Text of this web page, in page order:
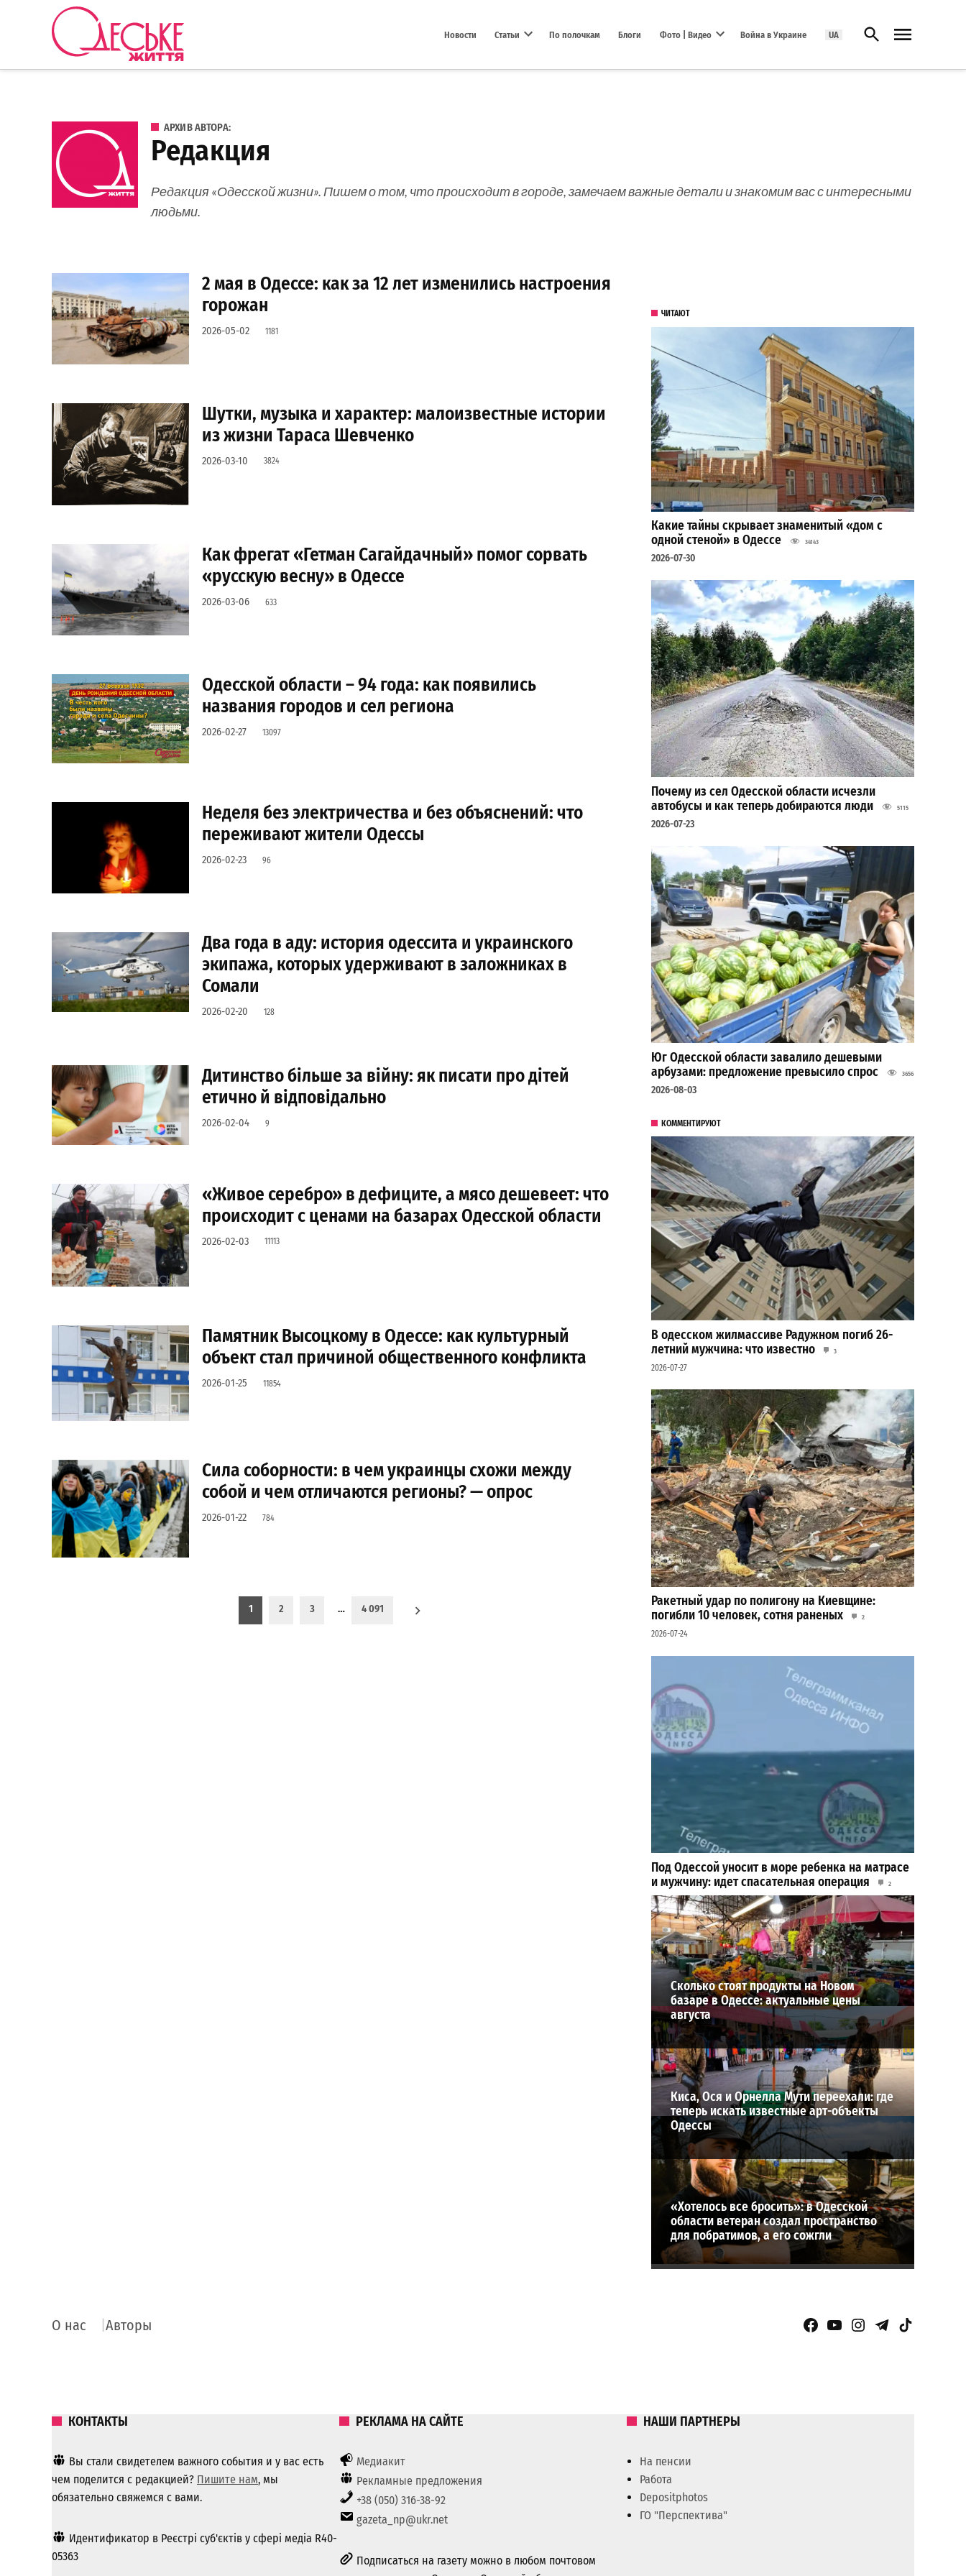
Перейти к содержанию
Новости Статьи По полочкам Блоги Фото | Видео Война в Украине UA Открыть поиск
АРХИВ АВТОРА:
Редакция
Редакция «Одесской жизни». Пишем о том, что происходит в городе, замечаем важные детали и знакомим вас с интересными
людьми.
2 мая в Одессе: как за 12 лет изменились настроения
горожан
2026-05-02 1181
Шутки, музыка и характер: малоизвестные истории
из жизни Тараса Шевченко
2026-03-10 3824
Как фрегат «Гетман Сагайдачный» помог сорвать
«русскую весну» в Одессе
2026-03-06 633
Одесской области – 94 года: как появились
названия городов и сел региона
2026-02-27 13097
Неделя без электричества и без объяснений: что
переживают жители Одессы
2026-02-23 96
Два года в аду: история одессита и украинского
экипажа, которых удерживают в заложниках в
Сомали
2026-02-20 128
Дитинство більше за війну: як писати про дітей
етично й відповідально
2026-02-04 9
«Живое серебро» в дефиците, а мясо дешевеет: что
происходит с ценами на базарах Одесской области
2026-02-03 11113
Памятник Высоцкому в Одессе: как культурный
объект стал причиной общественного конфликта
2026-01-25 11854
Сила соборности: в чем украинцы схожи между
собой и чем отличаются регионы? — опрос
2026-01-22 784
1 2 3 … 4 091
ЧИТАЮТ
Какие тайны скрывает знаменитый «дом с
одной стеной» в Одессе
34143
2026-07-30
Почему из сел Одесской области исчезли
автобусы и как теперь добираются люди
5115
2026-07-23
Юг Одесской области завалило дешевыми
арбузами: предложение превысило спрос
3656
2026-08-03
КОММЕНТИРУЮТ
В одесском жилмассиве Радужном погиб 26-
летний мужчина: что известно
3
2026-07-27
Ракетный удар по полигону на Киевщине:
погибли 10 человек, сотня раненых
2
2026-07-24
Под Одессой уносит в море ребенка на матрасе
и мужчину: идет спасательная операция
2
2026-07-28
ВИБОР РЕДАКЦИИ
Сколько стоят продукты на Новом
базаре в Одессе: актуальные цены
августа
Киса, Ося и Орнелла Мути переехали: где
теперь искать известные арт-объекты
Одессы
«Хотелось все бросить»: в Одесской
области ветеран создал пространство
для побратимов, а его сожгли
О нас Авторы Facebook Page
YouTubeInstagram
Telegram
TikTok
КОНТАКТЫ
Вы стали свидетелем важного события и у вас есть
чем поделится с редакцией? Пишите нам, мы
обязательно свяжемся с вами.
Идентификатор в Реєстрі суб'єктів у сфері медіа R40-
05363
РЕКЛАМА НА САЙТЕ
Медиакит
Рекламные предложения
+38 (050) 316-38-92
gazeta_np@ukr.net
Подписаться на газету можно в любом почтовом
НАШИ ПАРТНЕРЫ
На пенсии
Работа
Depositphotos
ГО "Перспектива"